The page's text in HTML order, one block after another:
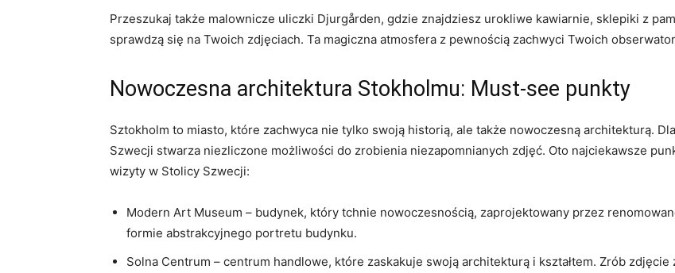
Przeszukaj także malownicze uliczki Djurgården, gdzie znajdziesz urokliwe kawiarnie, sklepiki z
⁤sprawdzą się ⁢na​ Twoich zdjęciach. Ta‍ magiczna atmosfera z ⁢pewnością ⁤zachwyci Twoich
Nowoczesna architektura Stokholmu: Must-see punkty
Sztokholm ​to miasto, które zachwyca ⁤nie tylko swoją historią, ale ⁢także nowoczesną architekturą.
Szwecji⁢ stwarza niezliczone ⁣możliwości ‌do⁣ zrobienia ​niezapomnianych zdjęć. Oto‍ najciekawsze
wizyty ‍w ⁣Stolicy Szwecji:
Modern Art Museum – budynek, który​ tchnie nowoczesnością, zaprojektowany przez
formie abstrakcyjnego portretu budynku.
Solna Centrum ​– centrum ‍handlowe, które⁤ zaskakuje‍ swoją architekturą i kształtem. Zrób